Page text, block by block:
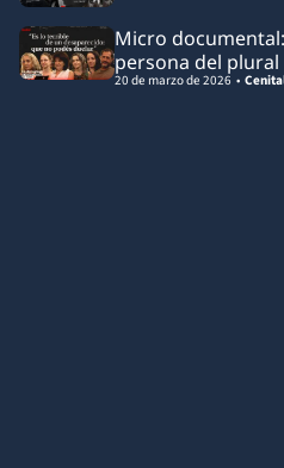
Micro
persona del plural
20 de marzo de 2026